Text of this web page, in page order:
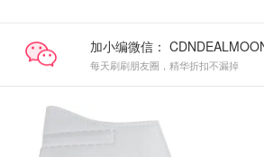
加小编微信：
每天刷刷朋友圈，精华折扣不漏掉